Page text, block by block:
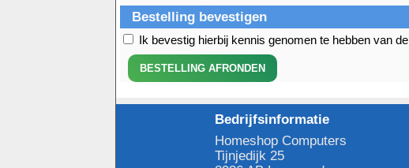
Bestelling bevestigen
Ik bevestig hierbij kennis genomen te hebben van de
Bedrijfsinformatie
Homeshop Computers
Tijnjedijk 25